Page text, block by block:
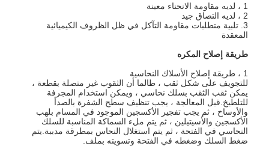
1 ، لديه مقاومة الانحناء معينة
2 ، لديه التصاق جيد
3. تلبية متطلبات مقاومة التآكل في ظل الظروف الكيميائية
المعقدة
طريقة إصلاح المكره
1 ، طريقة إصلاح الأسلاك النحاسية
للتجويف على شكل ثقب ، طالما أن الثقوب غير متصلة بقطعة ،
يمكن ثقب الثقب بسلك نحاسي ، ويمكن استخدام المجرفة
للتلطيخ.قبل المعالجة ، يجب تنظيف سطح الشفرة بالصدأ
والأوساخ ، ثم يجب تفجير الأكسجين الموجود في المسام بلهب
الأكسجين والأسيتيلين ، ثم يتم ملء السماكة المناسبة للسلك
النحاسي في الفتحة ، ثم يتم استغلال النحاس بمطرقة مدببة.يتم
ضغط السلك وضغطه في الفتحة وتسويته بملف.